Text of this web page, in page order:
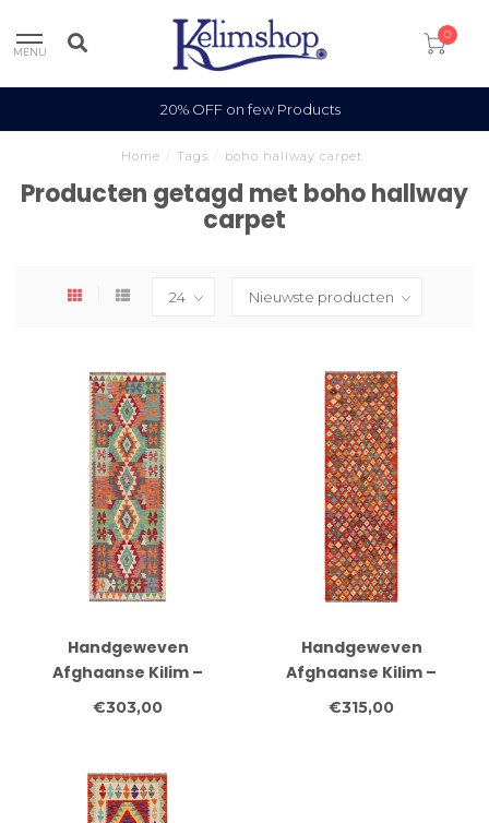
MENU
0
20% OFF on few Products
Home Tags boho hallway carpet
Producten getagd met boho hallway
carpet
Handgeweven
Afghaanse Kilim –
241x80 cm – Grote
in Levendige Kleuren
€303,00
Handgeweven
Afghaanse Kilim –
250x79 cm – Kleurrijk
€315,00